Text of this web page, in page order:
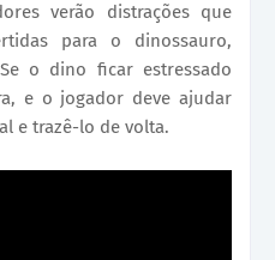
verão distrações que
para o dinossauro,
o dino ficar estressado
e o jogador deve ajudar
e trazê-lo de volta.